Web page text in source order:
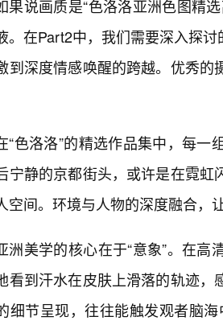
果说画质是“色洛洛亚洲色图精
。在Part2中，我们需要深入探
到深度情感唤醒的跨越。优秀
“色洛洛”的精选作品集中，每
宁静的京都街头，或许是在霓
空间。环境与人物的深度融合，
洲美学的核心在于“意象”。在
看到汗水在皮肤上滑落的轨迹
细节呈现，往往能触发观者脑